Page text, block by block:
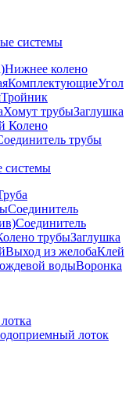
системы
Нижнее колено
КомплектующиеУгол
Тройник
Хомут трубыЗаглушка
Колено
трубы
системы
Соединитель
Соединитель
трубыЗаглушка
Выход из желобаКлей
водыВоронка
лоток